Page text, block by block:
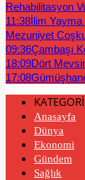
Rehabilitasyon
11:38İlim Yayma
Mezuniyet
09:36Çambaşı
18:09Dört
17:08
Anasayfa
Dünya
Ekonomi
Gündem
Sağlık